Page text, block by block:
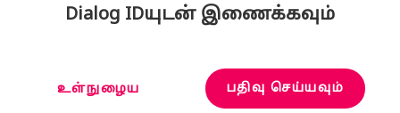
Dialog IDயுடன் இணைக்கவும்
உள்நுழைய பதிவு செய்யவும்